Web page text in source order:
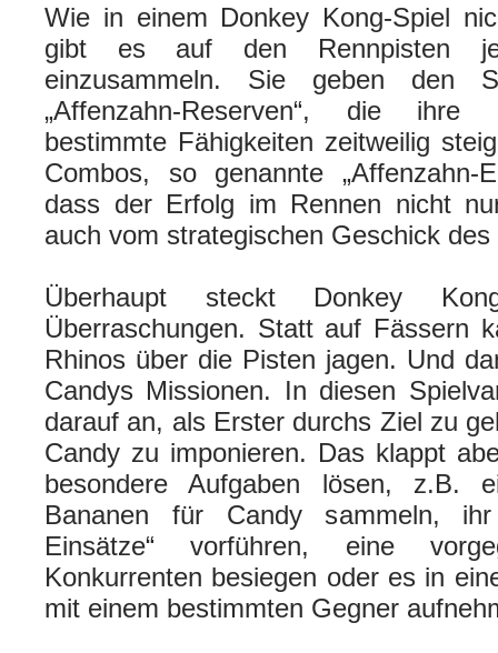
Wie in einem Donkey Kong-Spiel
gibt es auf den Rennpisten
einzusammeln. Sie geben den
„Affenzahn-Reserven“, die ihre
bestimmte Fähigkeiten zeitweilig
Combos, so genannte „Affenzahn-
dass der Erfolg im Rennen nicht
auch vom strategischen Geschick
Überhaupt steckt Donkey
Überraschungen. Statt auf Fässern
Rhinos über die Pisten jagen. Und
Candys Missionen. In diesen
darauf an, als Erster durchs Ziel zu
Candy zu imponieren. Das klappt
besondere Aufgaben lösen, z.B.
Bananen für Candy sammeln, ihr
Einsätze“ vorführen, eine
Konkurrenten besiegen oder es in
mit einem bestimmten Gegner